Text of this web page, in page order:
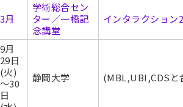
3月
学術総合セン
ター／一橋記
念講堂
インタラクショ
9月
29日
(火)
～30
日
静岡大学 (MBL,UBI,CDSと